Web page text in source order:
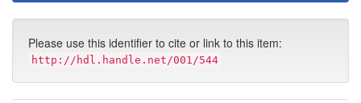
Please use this identifier to cite or link to this item:
http://hdl.handle.net/001/544